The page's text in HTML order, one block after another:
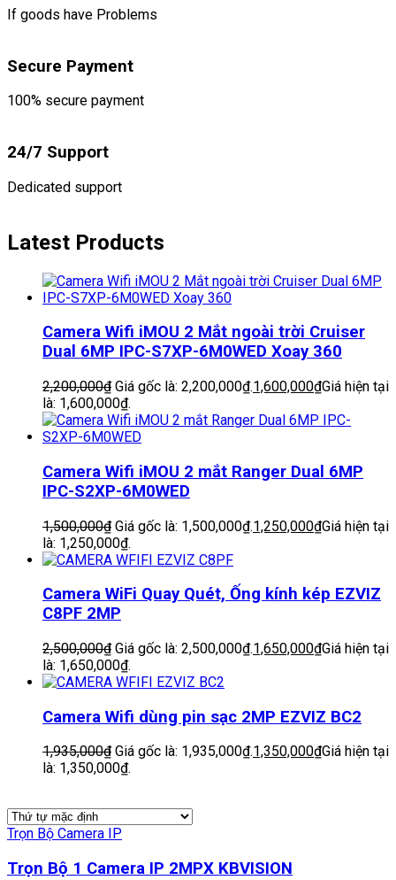
If goods have Problems
Secure Payment
100% secure payment
24/7 Support
Dedicated support
Latest Products
Camera Wifi iMOU 2 Mắt ngoài trời Cruiser
Dual 6MP IPC-S7XP-6M0WED Xoay 360
2,200,000₫ Giá gốc là: 2,200,000₫.1,600,000₫Giá hiện tại
là: 1,600,000₫.
Camera Wifi iMOU 2 mắt Ranger Dual 6MP
IPC-S2XP-6M0WED
1,500,000₫ Giá gốc là: 1,500,000₫.1,250,000₫Giá hiện tại
là: 1,250,000₫.
Camera WiFi Quay Quét, Ống kính kép EZVIZ
C8PF 2MP
2,500,000₫ Giá gốc là: 2,500,000₫.1,650,000₫Giá hiện tại
là: 1,650,000₫.
Camera Wifi dùng pin sạc 2MP EZVIZ BC2
1,935,000₫ Giá gốc là: 1,935,000₫.1,350,000₫Giá hiện tại
là: 1,350,000₫.
Trọn Bộ Camera IP
Trọn Bộ 1 Camera IP 2MPX KBVISION